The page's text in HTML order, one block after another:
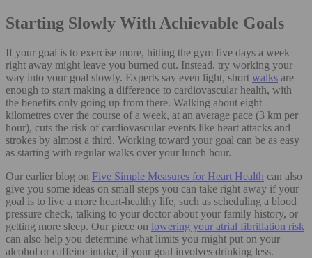
Starting Slowly With Achievable Goals
If your goal is to exercise more, hitting the gym five days a week
right away might leave you burned out. Instead, try working your
way into your goal slowly. Experts say even light, short walks are
enough to start making a difference to cardiovascular health, with
the benefits only going up from there. Walking about eight
kilometres over the course of a week, at an average pace (3 km per
hour), cuts the risk of cardiovascular events like heart attacks and
strokes by almost a third. Working toward your goal can be as easy
as starting with regular walks over your lunch hour.
Our earlier blog on Five Simple Measures for Heart Health can also
give you some ideas on small steps you can take right away if your
goal is to live a more heart-healthy life, such as scheduling a blood
pressure check, talking to your doctor about your family history, or
getting more sleep. Our piece on lowering your atrial fibrillation risk
can also help you determine what limits you might put on your
alcohol or caffeine intake, if your goal involves drinking less.